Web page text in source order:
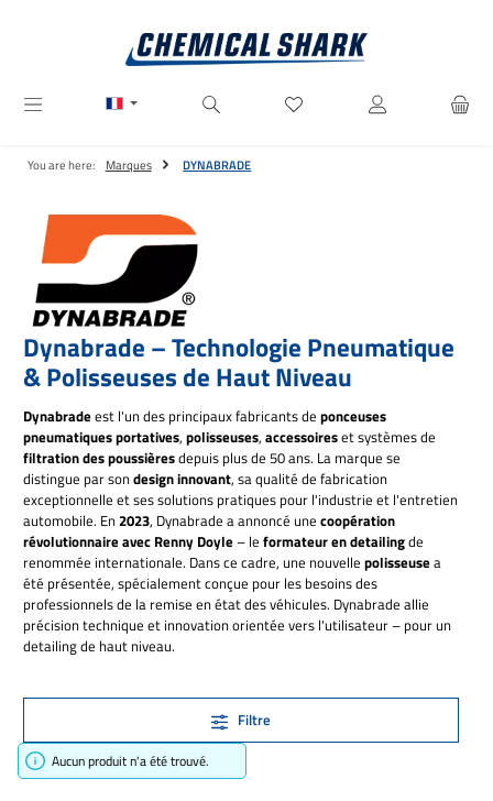
Vous avez 0 articles dans
You are here: Marques DYNABRADE
Dynabrade – Technologie Pneumatique
& Polisseuses de Haut Niveau
Dynabradeest l'un des principaux fabricants de ponceuses
pneumatiques portatives, polisseuses, accessoireset systèmes de
filtration des poussièresdepuis plus de 50 ans. La marque se
distingue par sondesign innovant, sa qualité de fabrication
exceptionnelle et ses solutions pratiques pour l'industrie et l'entretien
automobile. En2023, Dynabrade a annoncé une coopération
révolutionnaire avec Renny Doyle– le formateur en detailingde
renommée internationale. Dans ce cadre, une nouvelle polisseusea
été présentée, spécialement conçue pour les besoins des
professionnels de la remise en état des véhicules. Dynabrade allie
précision technique et innovation orientée vers l'utilisateur – pour un
detailing de haut niveau.
Filtre
Aucun produit n'a été trouvé.